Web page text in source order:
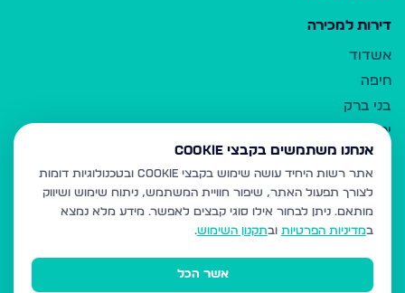
דירות למכירה
אשדוד
חיפה
בני ברק
ירושלים
אלעד
גבעת זאב
בית שמש
רכסים
מודיעין עילית
אנחנו משתמשים בקבצי Cookie
אתר רשות היחיד עושה שימוש בקבצי Cookie ובטכנולוגיות דומות
לצורך תפעול האתר, שיפור חוויית המשתמש, ניתוח שימוש ושיווק
מותאם. ניתן לבחור אילו סוגי קבצים לאפשר. מידע מלא נמצא
במדיניות הפרטיות ובתקנון השימוש.
אשר הכל